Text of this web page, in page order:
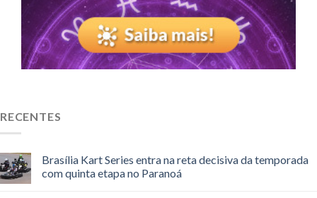
RECENTES
Brasília Kart Series entra na reta decisiva da temporada
com quinta etapa no Paranoá